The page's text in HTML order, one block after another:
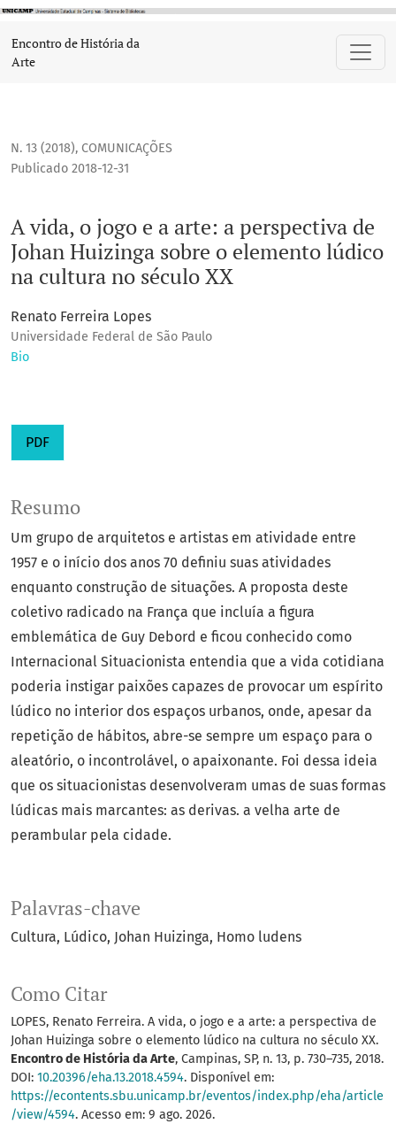
A vida, o jogo e a arte: a perspectiva de Johan Huizinga
Encontro de História da
Arte
N. 13 (2018), COMUNICAÇÕES
A vida, o jogo e a arte: a perspectiva de
Johan Huizinga sobre o elemento lúdico
na cultura no século XX
Publicado 2018-12-31
Renato Ferreira Lopes
Universidade Federal de São Paulo
Bio
PDF
Palavras-chave
Cultura Lúdico Johan Huizinga Homo ludens
Como Citar
LOPES, Renato Ferreira. A vida, o jogo e a arte: a perspectiva de
Johan Huizinga sobre o elemento lúdico na cultura no século XX.
Encontro de História da Arte, Campinas, SP, n. 13, p. 730–735, 2018.
DOI: 10.20396/eha.13.2018.4594. Disponível em:
https://econtents.sbu.unicamp.br/eventos/index.php/eha/article
/view/4594. Acesso em: 9 ago. 2026.
Resumo
Um grupo de arquitetos e artistas em atividade entre
1957 e o início dos anos 70 definiu suas atividades
enquanto construção de situações. A proposta deste
coletivo radicado na França que incluía a figura
emblemática de Guy Debord e ficou conhecido como
Internacional Situacionista entendia que a vida cotidiana
poderia instigar paixões capazes de provocar um espírito
lúdico no interior dos espaços urbanos, onde, apesar da
repetição de hábitos, abre-se sempre um espaço para o
aleatório, o incontrolável, o apaixonante. Foi dessa ideia
que os situacionistas desenvolveram umas de suas formas
lúdicas mais marcantes: as derivas. a velha arte de
perambular pela cidade.